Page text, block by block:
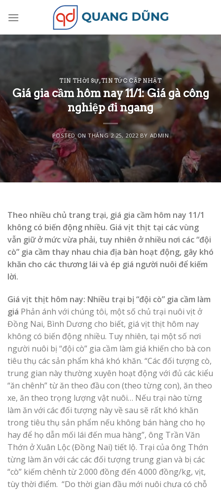
TIN THỜI SỰ,TIN TỨC CẬP NHẬT
Giá gia cầm hôm nay 11/1: Giá gà công
nghiệp đi ngang
POSTED ONTHÁNG 2 25, 2022BY ADMIN
Theo nhiều chủ trang trại, giá gia cầm hôm nay 11/1
không có biến động nhiều. Giá vịt thịt tại các vùng
vẫn giữ ở mức vừa phải, tuy nhiên ở nhiều nơi các “đội
cò” gia cầm thay nhau chia địa bàn hoạt động, gây khó
khăn cho các thương lái và ép giá người nuôi để kiếm
lời.
Giá vịt thịt hôm nay: Nhiều trại bị “đội cò” gia cầm làm
giá Phản ánh với chúng tôi, một số chủ trại nuôi vịt ở
Đồng Nai, Bình Dương cho biết, giá vịt thịt hôm nay
không có biến động nhiều. Tuy nhiên, tại một số nơi
người nuôi bị “đội cò” gia cầm làm giá khiến cho bà con
tiêu thụ các sản phẩm khá khó khăn. “Các đối tượng cò,
trung gian này thường xuyên hoạt động với đủ các kiểu
“ăn chênh” từ ăn theo đầu con (theo từng con), ăn theo
xe, ăn theo trọng lượng vật nuôi… Nếu trại nào từng
làm ăn với các đối tượng này về sau sẽ rất khó khăn
trong tiêu thụ sản phẩm nếu không bán hàng cho họ
hay để họ dẫn mối lái đến mua hàng”, ông Trần Văn
Thớn ở Xuân Lộc (Đồng Nai) tiết lộ. Trại của ông Thớn
từng làm ăn với các các đối tượng trung gian và bị các
“cò” kiếm chênh từ 2.000 đồng đến 4.000 đồng/kg, vịt,
tùy thời điểm. “Do thời gian đầu mới nuôi chưa có chỗ